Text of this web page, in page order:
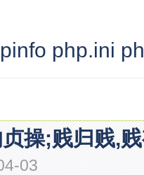
php.ini
操;贱归贱,
03